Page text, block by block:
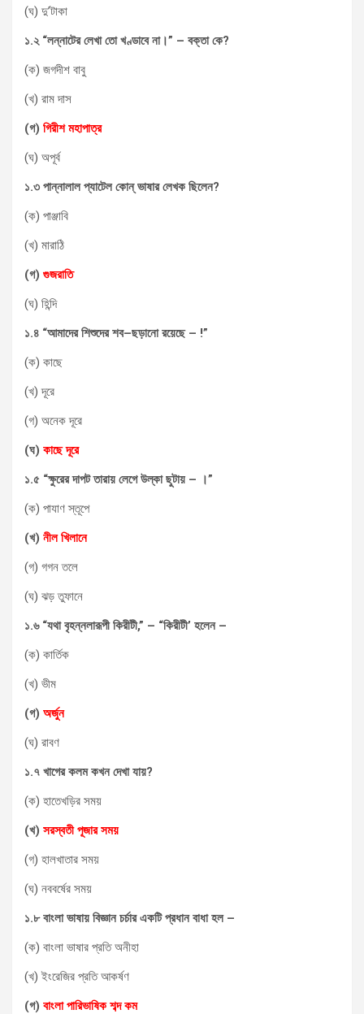
(ঘ) দু’টাকা
১.২“লন্নাটের লেখা তো খণ্ডাবে না।” – বক্তা কে?
(ক) জগদীশ বাবু
(খ) রাম দাস
(গ) গিরীশ মহাপাত্র
(ঘ) অপূর্ব
১.৩ পান্নালাল প্যাটেল কোন্ ভাষার লেখক ছিলেন?
(ক) পাঞ্জাবি
(খ) মারাঠি
(গ) গুজরাতি
(ঘ) হিন্দি
১.৪ “আমাদের শিশুদের শব–ছড়ানো রয়েছে– !”
(ক) কাছে
(খ) দূরে
(গ) অনেক দূরে
(ঘ) কাছে দূরে
১.৫ “ক্ষুরের দাপট তারায় লেগে উল্কা ছুটায় – ।”
(ক) পাযাণ স্তূপে
(খ) নীল খিলানে
(গ) গগন তলে
(ঘ) ঝড় তুফানে
১.৬“যথা বৃহন্নলারূপী কিরীটী,” – “কিরীটী’ হলেন–
(ক) কার্তিক
(খ) ভীম
(গ) অর্জুন
(ঘ) রাবণ
১.৭ খাগের কলম কখন দেখা যায়?
(ক) হাতেখড়ির সময়
(খ) সরস্বতী পূজার সময়
(গ) হালখাতার সময়
(ঘ) নববর্ষের সময়
১.৮ বাংলা ভাষায় বিজ্ঞান চর্চার একটি প্রধান বাধা হল–
(ক) বাংলা ভাষার প্রতি অনীহা
(খ) ইংরেজির প্রতি আকর্ষণ
(গ) বাংলা পারিভাষিক শব্দ কম